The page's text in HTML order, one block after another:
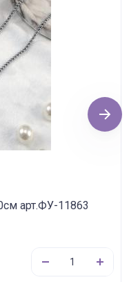
арт.ФУ-11863
Next